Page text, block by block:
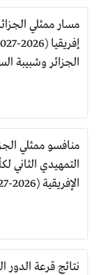
مسار ممثلي
الجزائر وشبيبة
منافسو ممثلي
التمهيدي الثاني
الإفريقية (2026-2027)
نتائج قرعة الدور